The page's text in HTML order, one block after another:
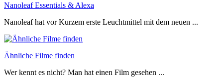
Nanoleaf Essentials & Alexa
Nanoleaf hat vor Kurzem erste Leuchtmittel mit dem neuen ...
Ähnliche Filme finden
Wer kennt es nicht? Man hat einen Film gesehen ...